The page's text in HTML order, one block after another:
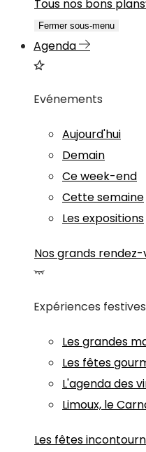
Tous nos bons plans
Fermer sous-menu
Agenda
Evénements
Aujourd'hui
Demain
Ce week-end
Cette semaine
Les expositions
Nos grands rendez-
Expériences festives
Les grandes
Les fêtes
L'agenda des
Limoux, le
Les fêtes